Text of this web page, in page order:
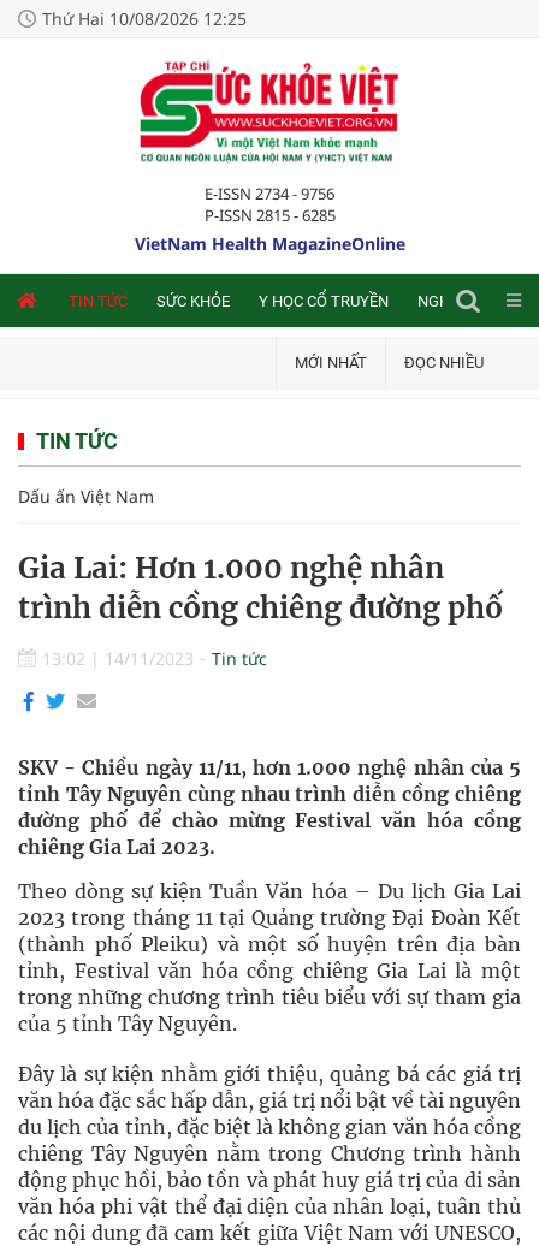
Thứ Hai 10/08/2026 12:25
E-ISSN 2734 - 9756
P-ISSN 2815 - 6285
VietNam Health MagazineOnline
TIN TỨC SỨC KHỎE Y HỌC CỔ TRUYỀN NGHIÊN CỨU
MỚI NHẤT ĐỌC NHIỀU
TIN TỨC
Dấu ấn Việt Nam
Gia Lai: Hơn 1.000 nghệ nhân
trình diễn cồng chiêng đường phố
13:02 | 14/11/2023 Tin tức
SKV - Chiều ngày 11/11, hơn 1.000 nghệ nhân của 5
tỉnh Tây Nguyên cùng nhau trình diễn cồng chiêng
đường phố để chào mừng Festival văn hóa cồng
chiêng Gia Lai 2023.
Theo dòng sự kiện Tuần Văn hóa – Du lịch Gia Lai
2023 trong tháng 11 tại Quảng trường Đại Đoàn Kết
(thành phố Pleiku) và một số huyện trên địa bàn
tỉnh, Festival văn hóa cồng chiêng Gia Lai là một
trong những chương trình tiêu biểu với sự tham gia
của 5 tỉnh Tây Nguyên.
Đây là sự kiện nhằm giới thiệu, quảng bá các giá trị
văn hóa đặc sắc hấp dẫn, giá trị nổi bật về tài nguyên
du lịch của tỉnh, đặc biệt là không gian văn hóa cồng
chiêng Tây Nguyên nằm trong Chương trình hành
động phục hồi, bảo tồn và phát huy giá trị của di sản
văn hóa phi vật thể đại diện của nhân loại, tuân thủ
các nội dung đã cam kết giữa Việt Nam với UNESCO,